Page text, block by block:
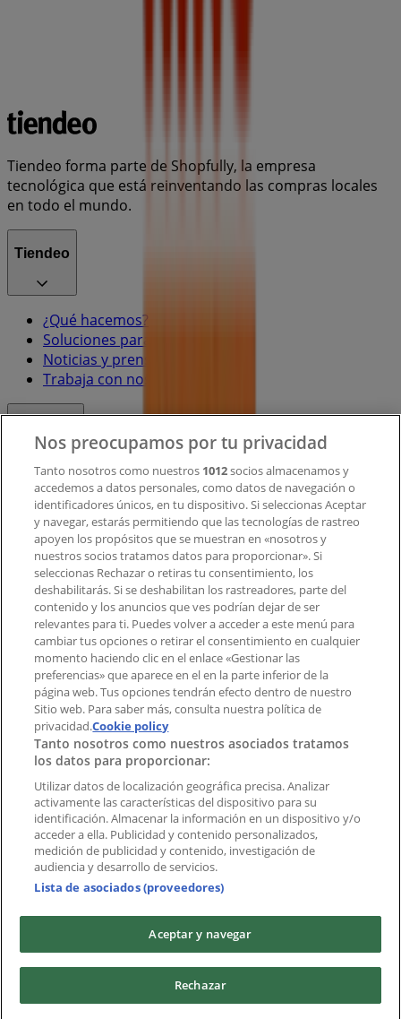
Tiendeo forma parte de Shopfully, la empresa
tecnológica que está reinventando las compras locales
en todo el mundo.
Tiendeo
¿Qué hacemos?
Soluciones para empresas
Noticias y prensa
Trabaja con nosotros
Contacto comercial y de marketing
Tienda mal colocada en el mapa
Notificar un folleto
¿Encontraste un problema en la web o en la
aplicación?
Índices
Marcas
Marcas locales
Negocios
Negocios cercanos
Productos
Productos locales
Ciudades
Descargar la APP Tiendeo
Copyright © Tiendeo ® 2026 · Shopfully Marketing S.L.U. –
Nos preocupamos por tu privacidad
Tanto nosotros como nuestros 1012socios almacenamos y
accedemos a datos personales, como datos de navegación o
identificadores únicos, en tu dispositivo. Si seleccionas Aceptar
y navegar, estarás permitiendo que las tecnologías de rastreo
apoyen los propósitos que se muestran en «nosotros y
nuestros socios tratamos datos para proporcionar». Si
seleccionas Rechazar o retiras tu consentimiento, los
deshabilitarás. Si se deshabilitan los rastreadores, parte del
contenido y los anuncios que ves podrían dejar de ser
relevantes para ti. Puedes volver a acceder a este menú para
cambiar tus opciones o retirar el consentimiento en cualquier
momento haciendo clic en el enlace «Gestionar las
preferencias» que aparece en el en la parte inferior de la
página web. Tus opciones tendrán efecto dentro de nuestro
Sitio web. Para saber más, consulta nuestra política de
privacidad.Cookie policy
Tanto nosotros como nuestros asociados tratamos
los datos para proporcionar:
Utilizar datos de localización geográfica precisa. Analizar
activamente las características del dispositivo para su
identificación. Almacenar la información en un dispositivo y/o
acceder a ella. Publicidad y contenido personalizados,
medición de publicidad y contenido, investigación de
audiencia y desarrollo de servicios.
Lista de asociados (proveedores)
Aceptar y navegar
Rechazar